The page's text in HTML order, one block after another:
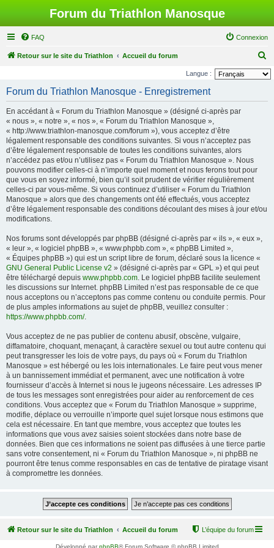
Forum du Triathlon Manosque
FAQ Connexion
Retour sur le site du Triathlon Accueil du forum
e
Langue :
Forum du Triathlon Manosque - Enregistrement
En accédant à « Forum du Triathlon Manosque » (désigné ci-après par
« nous », « notre », « nos », « Forum du Triathlon Manosque »,
« http://www.triathlon-manosque.com/forum »), vous acceptez d’être
légalement responsable des conditions suivantes. Si vous n’acceptez pas
d’être légalement responsable de toutes les conditions suivantes, alors
n’accédez pas et/ou n’utilisez pas « Forum du Triathlon Manosque ». Nous
pouvons modifier celles-ci à n’importe quel moment et nous ferons tout pour
que vous en soyez informé, bien qu’il soit prudent de vérifier régulièrement
celles-ci par vous-même. Si vous continuez d’utiliser « Forum du Triathlon
Manosque » alors que des changements ont été effectués, vous acceptez
d’être légalement responsable des conditions découlant des mises à jour et/ou
modifications.
Nos forums sont développés par phpBB (désigné ci-après par « ils », « eux »,
« leur », « logiciel phpBB », « www.phpbb.com », « phpBB Limited »,
« Équipes phpBB ») qui est un script libre de forum, déclaré sous la licence «
GNU General Public License v2 » (désigné ci-après par « GPL ») et qui peut
être téléchargé depuis www.phpbb.com. Le logiciel phpBB facilite seulement
les discussions sur Internet. phpBB Limited n’est pas responsable de ce que
nous acceptons ou n’acceptons pas comme contenu ou conduite permis. Pour
de plus amples informations au sujet de phpBB, veuillez consulter :
https://www.phpbb.com/.
Vous acceptez de ne pas publier de contenu abusif, obscène, vulgaire,
diffamatoire, choquant, menaçant, à caractère sexuel ou tout autre contenu qui
peut transgresser les lois de votre pays, du pays où « Forum du Triathlon
Manosque » est hébergé ou les lois internationales. Le faire peut vous mener
à un bannissement immédiat et permanent, avec une notification à votre
fournisseur d’accès à Internet si nous le jugeons nécessaire. Les adresses IP
de tous les messages sont enregistrées pour aider au renforcement de ces
conditions. Vous acceptez que « Forum du Triathlon Manosque » supprime,
modifie, déplace ou verrouille n’importe quel sujet lorsque nous estimons que
cela est nécessaire. En tant que membre, vous acceptez que toutes les
informations que vous avez saisies soient stockées dans notre base de
données. Bien que ces informations ne soient pas diffusées à une tierce partie
sans votre consentement, ni « Forum du Triathlon Manosque », ni phpBB ne
pourront être tenus comme responsables en cas de tentative de piratage visant
à compromettre les données.
Retour sur le site du Triathlon Accueil du forum L’équipe du forum
Développé parphpBB® Forum Software © phpBB Limited